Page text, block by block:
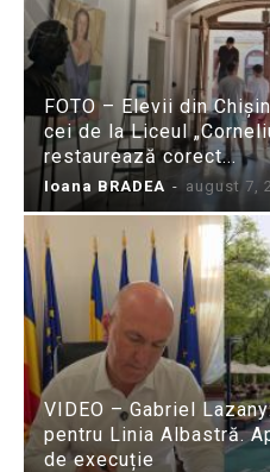
FOTO – Elevii din
cei de la Liceul
restaurează corect...
Ioana BRADEA - august 7,
VIDEO – Gabriel
pentru Linia Albastră.
de execuție